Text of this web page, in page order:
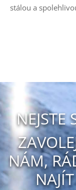
stálou a
NEJSTE
NÁM,